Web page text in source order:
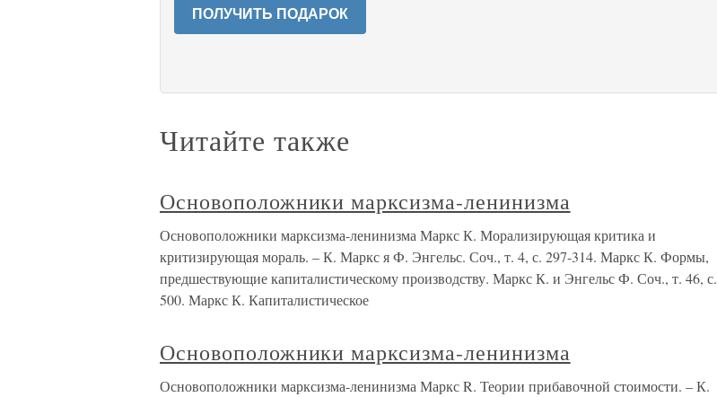
ПОЛУЧИТЬ ПОДАРОК
Читайте также
Основоположники марксизма-ленинизма
Основоположники марксизма-ленинизма Маркс К. Морализирующая критика и
критизирующая мораль. – К. Маркс я Ф. Энгельс. Соч., т. 4, с. 297-314. Маркс К. Формы,
предшествующие капиталистическому производству. Маркс К. и Энгельс Ф. Соч., т. 46, с.
500. Маркс К. Капиталистическое
Основоположники марксизма-ленинизма
Основоположники марксизма-ленинизма Маркс R. Теории прибавочной стоимости. – К.